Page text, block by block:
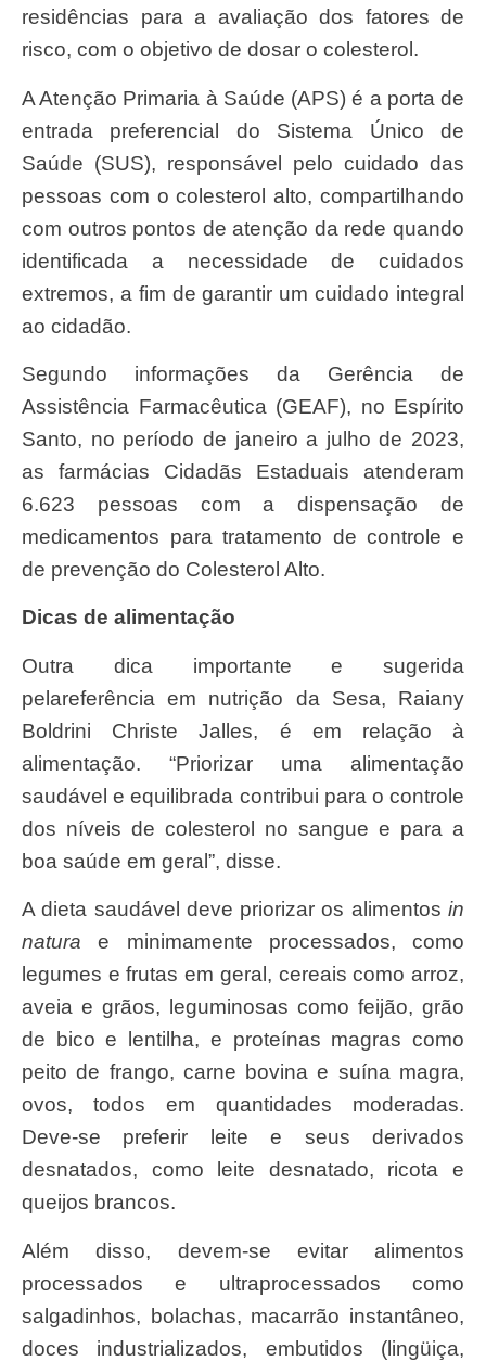
residências para a avaliação dos fatores de
risco, com o objetivo de dosar o colesterol.
A Atenção Primaria à Saúde (APS) é a porta de
entrada preferencial do Sistema Único de
Saúde (SUS), responsável pelo cuidado das
pessoas com o colesterol alto, compartilhando
com outros pontos de atenção da rede quando
identificada a necessidade de cuidados
extremos, a fim de garantir um cuidado integral
ao cidadão.
Segundo informações da Gerência de
Assistência Farmacêutica (GEAF), no Espírito
Santo, no período de janeiro a julho de 2023,
as farmácias Cidadãs Estaduais atenderam
6.623 pessoas com a dispensação de
medicamentos para tratamento de controle e
de prevenção do Colesterol Alto.
Dicas de alimentação
Outra dica importante e sugerida
pelareferência em nutrição da Sesa, Raiany
Boldrini Christe Jalles, é em relação à
alimentação. “Priorizar uma alimentação
saudável e equilibrada contribui para o controle
dos níveis de colesterol no sangue e para a
boa saúde em geral”, disse.
A dieta saudável deve priorizar os alimentos in
natura e minimamente processados, como
legumes e frutas em geral, cereais como arroz,
aveia e grãos, leguminosas como feijão, grão
de bico e lentilha, e proteínas magras como
peito de frango, carne bovina e suína magra,
ovos, todos em quantidades moderadas.
Deve-se preferir leite e seus derivados
desnatados, como leite desnatado, ricota e
queijos brancos.
Além disso, devem-se evitar alimentos
processados e ultraprocessados como
salgadinhos, bolachas, macarrão instantâneo,
doces industrializados, embutidos (lingüiça,